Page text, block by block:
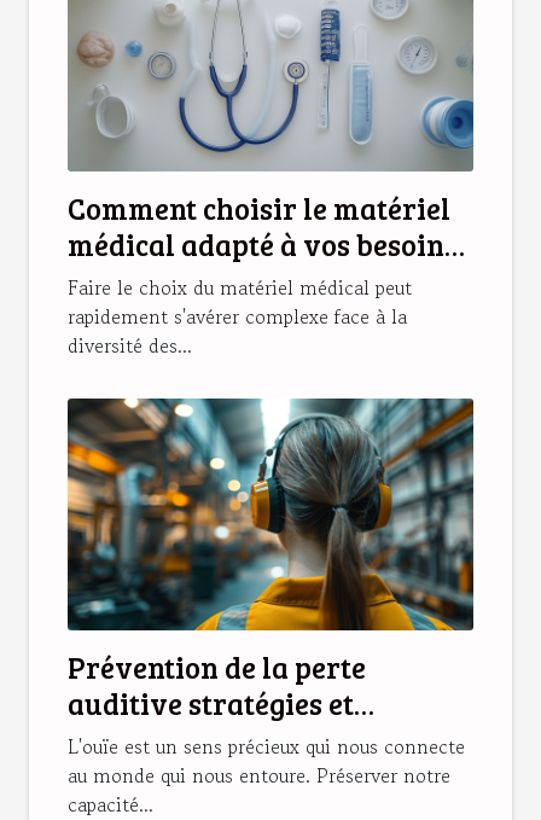
Comment choisir le matériel
médical adapté à vos besoins
?
Faire le choix du matériel médical peut
rapidement s'avérer complexe face à la
diversité des...
Prévention de la perte
auditive stratégies et
habitudes saines pour
protéger son ouïe
L'ouïe est un sens précieux qui nous connecte
au monde qui nous entoure. Préserver notre
capacité...